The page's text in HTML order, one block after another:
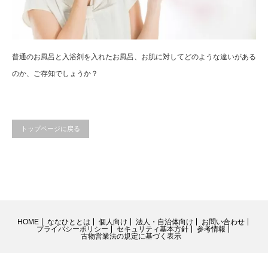
普通のお風呂と入浴剤を入れたお風呂、お肌に対してどのような違いがある
のか、ご存知でしょうか？
トップページに戻る
HOME ななひととは 個人向け 法人・自治体向け
お問い合わせ
プライバシーポリシー
セキュリティ基本方針
参考情報
古物営業法の規定に基づく表示